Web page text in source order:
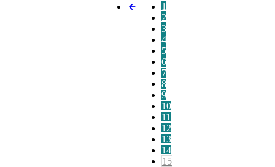
1
2
3
4
5
6
7
8
9
10
11
12
13
14
15